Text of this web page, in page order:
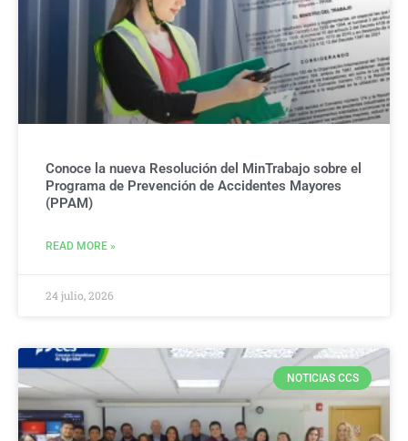
Conoce la nueva Resolución del MinTrabajo sobre el
Programa de Prevención de Accidentes Mayores
(PPAM)
READ MORE »
24 julio, 2026
NOTICIAS CCS